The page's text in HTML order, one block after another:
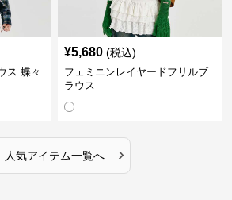
ス 蝶々
¥5,680 (税込)
フェミニンレイヤードフリルブ
ラウス
人気アイテム一覧へ ›